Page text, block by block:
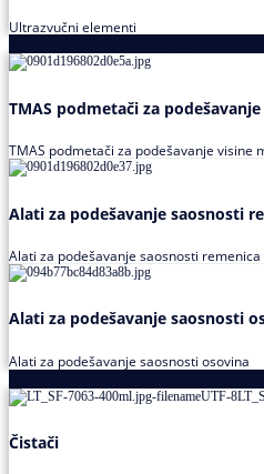
Ultrazvučni elementi
TMAS podmetači za
TMAS podmetači za podešavanje visine
Alati za podešavanje saosnosti
Alati za podešavanje saosnosti remenica
Alati za podešavanje saosnosti
Alati za podešavanje saosnosti osovina
Čistači